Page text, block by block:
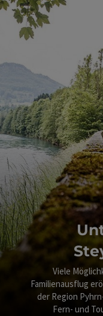
Viele
Familienausflug
der Region
Fern- und